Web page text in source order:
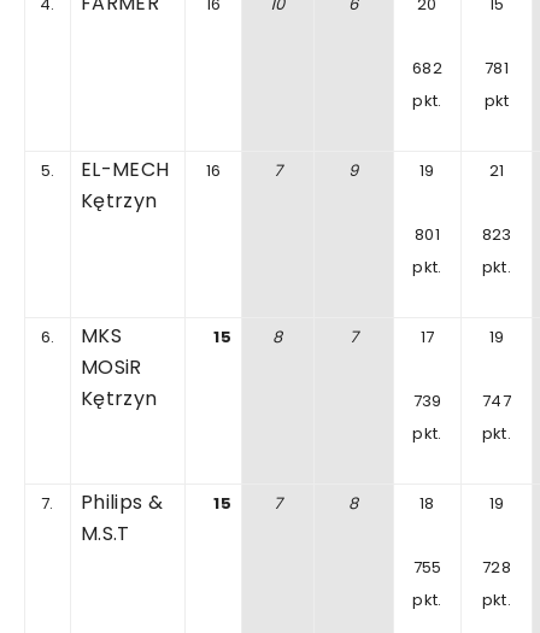
682
pkt.
781
pkt
5.
EL-MECH
Kętrzyn
16 7 9 19
801
pkt.
21
823
pkt.
6.
MKS
MOSiR
Kętrzyn
15 8 7 17
739
pkt.
19
747
pkt.
7. Philips &
M.S.T
15 7 8 18
755
pkt.
19
728
pkt.